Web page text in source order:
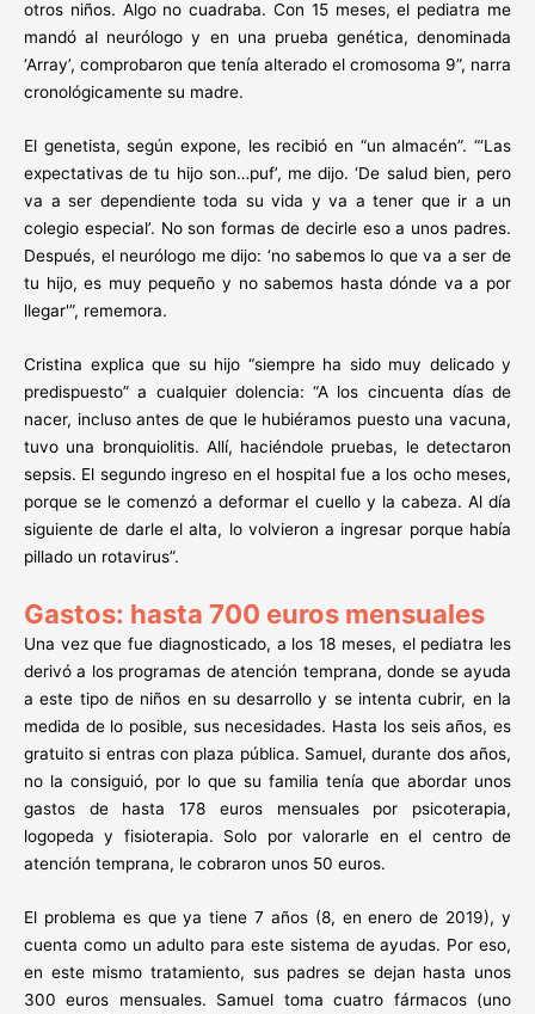
otros niños. Algo no cuadraba. Con 15 meses, el pediatra me
mandó al neurólogo y en una prueba genética, denominada
‘Array’, comprobaron que tenía alterado el cromosoma 9”, narra
cronológicamente su madre.
El genetista, según expone, les recibió en “un almacén”. “‘Las
expectativas de tu hijo son…puf’, me dijo. ‘De salud bien, pero
va a ser dependiente toda su vida y va a tener que ir a un
colegio especial’. No son formas de decirle eso a unos padres.
Después, el neurólogo me dijo: ‘no sabemos lo que va a ser de
tu hijo, es muy pequeño y no sabemos hasta dónde va a por
llegar'”, rememora.
Cristina explica que su hijo “siempre ha sido muy delicado y
predispuesto” a cualquier dolencia: “A los cincuenta días de
nacer, incluso antes de que le hubiéramos puesto una vacuna,
tuvo una bronquiolitis. Allí, haciéndole pruebas, le detectaron
sepsis. El segundo ingreso en el hospital fue a los ocho meses,
porque se le comenzó a deformar el cuello y la cabeza. Al día
siguiente de darle el alta, lo volvieron a ingresar porque había
pillado un rotavirus”.
Gastos: hasta 700 euros mensuales
Una vez que fue diagnosticado, a los 18 meses, el pediatra les
derivó a los programas de atención temprana, donde se ayuda
a este tipo de niños en su desarrollo y se intenta cubrir, en la
medida de lo posible, sus necesidades. Hasta los seis años, es
gratuito si entras con plaza pública. Samuel, durante dos años,
no la consiguió, por lo que su familia tenía que abordar unos
gastos de hasta 178 euros mensuales por psicoterapia,
logopeda y fisioterapia. Solo por valorarle en el centro de
atención temprana, le cobraron unos 50 euros.
El problema es que ya tiene 7 años (8, en enero de 2019), y
cuenta como un adulto para este sistema de ayudas. Por eso,
en este mismo tratamiento, sus padres se dejan hasta unos
300 euros mensuales. Samuel toma cuatro fármacos (uno